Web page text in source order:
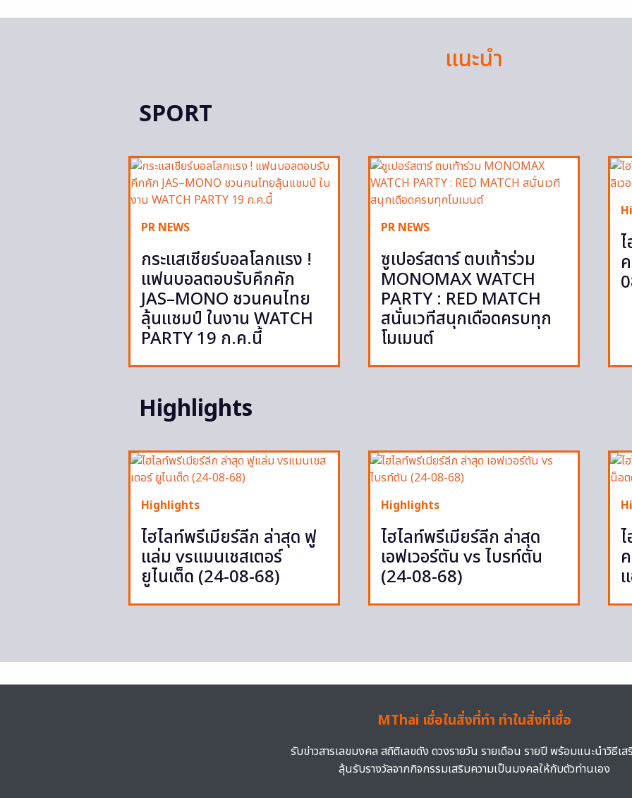
แนะนำ
SPORT
PR NEWS
กระแสเชียร์บอลโลกแรง !
แฟนบอลตอบรับคึกคัก
JAS–MONO ชวนคนไทย
ลุ้นแชมป์ ในงาน WATCH
PARTY 19 ก.ค.นี้
PR NEWS
ซูเปอร์สตาร์ ตบเท้าร่วม
MONOMAX WATCH
PARTY : RED MATCH
สนั่นเวทีสนุกเดือดครบทุก
โมเมนต์
Highlights
Highlights
ไฮไลท์พรีเมียร์ลีก ล่าสุด ฟู
แล่ม vsแมนเชสเตอร์
ยูไนเต็ด (24-08-68)
Highlights
ไฮไลท์พรีเมียร์ลีก ล่าสุด
เอฟเวอร์ตัน vs ไบรท์ตัน
(24-08-68)
MThai เชื่อในสิ่งที่ทำ ทำในสิ่งที่เชื่อ
รับข่าวสารเลขมงคล สถิติเลขดัง ดวงรายวัน รายเดือน รายปี พร้อมแนะนำวิธีเส
ลุ้นรับรางวัลจากกิจกรรมเสริมความเป็นมงคลให้กับตัวท่านเอง